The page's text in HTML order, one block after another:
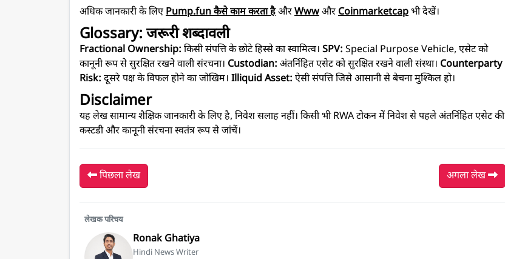
अधिक जानकारी के लिएPump.fun कैसे काम करता हैऔरWwwऔरCoinmarketcapभी देखें।
Glossary: जरूरी शब्दावली
Fractional Ownership: किसी संपत्ति के छोटे हिस्से का स्वामित्व। SPV: Special Purpose Vehicle, एसेट को
कानूनी रूप से सुरक्षित रखने वाली संरचना। Custodian: अंतर्निहित एसेट को सुरक्षित रखने वाली संस्था। Counterparty
Risk: दूसरे पक्ष के विफल होने का जोखिम। Illiquid Asset: ऐसी संपत्ति जिसे आसानी से बेचना मुश्किल हो।
Disclaimer
यह लेख सामान्य शैक्षिक जानकारी के लिए है, निवेश सलाह नहीं। किसी भी RWA टोकन में निवेश से पहले अंतर्निहित एसेट की
कस्टडी और कानूनी संरचना स्वतंत्र रूप से जांचें।
पिछला लेख अगला लेख
लेखक परिचय
Ronak Ghatiya
Hindi News Writer